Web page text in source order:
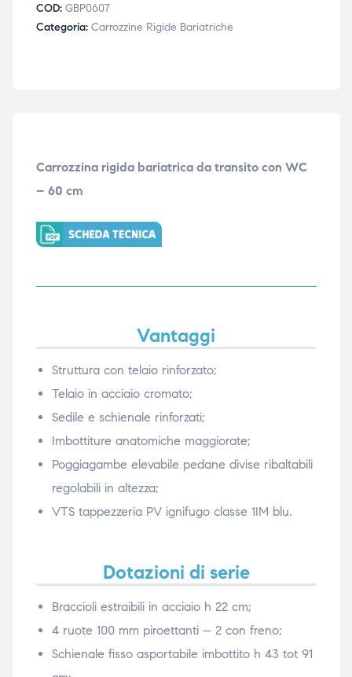
COD: GBP0607
Categoria: Carrozzine Rigide Bariatriche
Carrozzina rigida bariatrica da transito con WC
– 60 cm
Vantaggi
Struttura con telaio rinforzato;
Telaio in acciaio cromato;
Sedile e schienale rinforzati;
Imbottiture anatomiche maggiorate;
Poggiagambe elevabile pedane divise ribaltabili
regolabili in altezza;
VTS tappezzeria PV ignifugo classe 1IM blu.
Dotazioni di serie
Braccioli estraibili in acciaio h 22 cm;
4 ruote 100 mm piroettanti – 2 con freno;
Schienale fisso asportabile imbottito h 43 tot 91